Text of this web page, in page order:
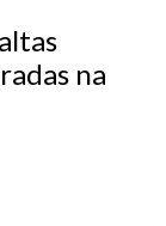
na